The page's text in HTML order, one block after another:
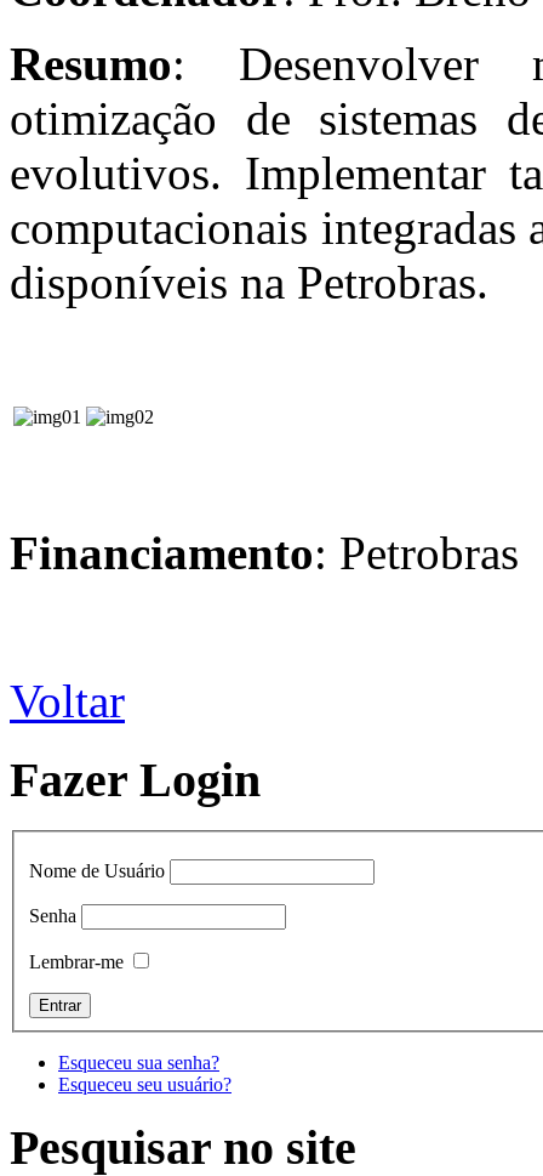
Resumo: Desenvolver
otimização de sistemas
evolutivos. Implementar
computacionais integradas
disponíveis na Petrobras.
Financiamento: Petrobras
Voltar
Fazer Login
Nome de Usuário
Senha
Lembrar-me
Esqueceu sua senha?
Esqueceu seu usuário?
Pesquisar no site